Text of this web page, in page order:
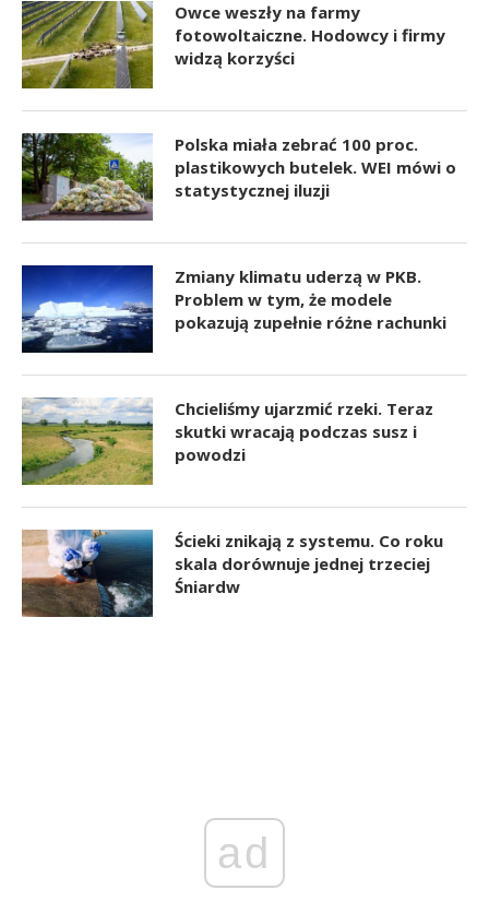
Owce weszły na farmy
fotowoltaiczne. Hodowcy i firmy
widzą korzyści
Polska miała zebrać 100 proc.
plastikowych butelek. WEI mówi o
statystycznej iluzji
Zmiany klimatu uderzą w PKB.
Problem w tym, że modele
pokazują zupełnie różne rachunki
Chcieliśmy ujarzmić rzeki. Teraz
skutki wracają podczas susz i
powodzi
Ścieki znikają z systemu. Co roku
skala dorównuje jednej trzeciej
Śniardw
ad